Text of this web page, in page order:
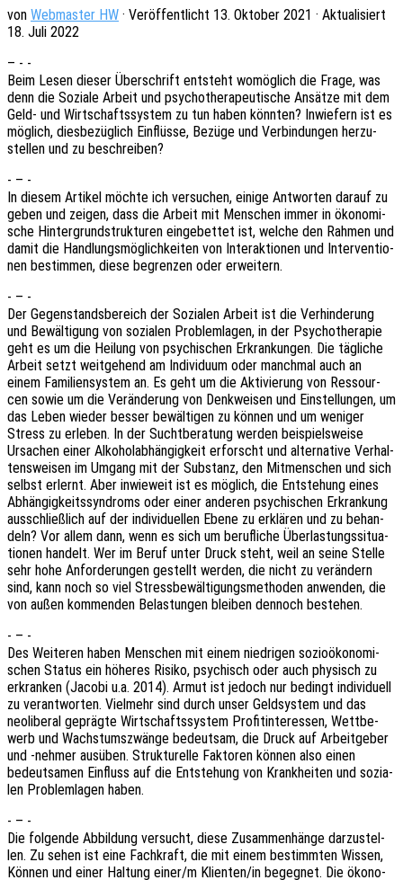
von Webmaster HW · Veröffentlicht 13. Oktober 2021 · Aktualisiert
18. Juli 2022
– - -
Beim Lesen dieser Über­schrift entsteht womög­lich die Frage, was
denn die Sozia­le Arbeit und psycho­the­ra­peu­ti­sche Ansät­ze mit dem
Geld- und Wirt­schafts­sys­tem zu tun haben könn­ten? Inwie­fern ist es
möglich, dies­be­züg­lich Einflüs­se, Bezüge und Verbin­dun­gen herzu­
stel­len und zu beschreiben?
- – -
In diesem Arti­kel möchte ich versu­chen, einige Antwor­ten darauf zu
geben und zeigen, dass die Arbeit mit Menschen immer in ökono­mi­
sche Hinter­grund­struk­tu­ren einge­bet­tet ist, welche den Rahmen und
damit die Hand­lungs­mög­lich­kei­ten von Inter­ak­tio­nen und Inter­ven­tio­
nen bestim­men, diese begren­zen oder erweitern.
- – -
Der Gegen­stands­be­reich der Sozia­len Arbeit ist die Verhin­de­rung
und Bewäl­ti­gung von sozia­len Problem­la­gen, in der Psycho­the­ra­pie
geht es um die Heilung von psychi­schen Erkran­kun­gen. Die tägli­che
Arbeit setzt weit­ge­hend am Indi­vi­du­um oder manch­mal auch an
einem Fami­li­en­sys­tem an. Es geht um die Akti­vie­rung von Ressour­
cen sowie um die Verän­de­rung von Denk­wei­sen und Einstel­lun­gen, um
das Leben wieder besser bewäl­ti­gen zu können und um weni­ger
Stress zu erle­ben. In der Sucht­be­ra­tung werden beispiels­wei­se
Ursa­chen einer Alko­hol­ab­hän­gig­keit erforscht und alter­na­ti­ve Verhal­
tens­wei­sen im Umgang mit der Substanz, den Mitmen­schen und sich
selbst erlernt. Aber inwie­weit ist es möglich, die Entste­hung eines
Abhän­gig­keits­syn­droms oder einer ande­ren psychi­schen Erkran­kung
ausschließ­lich auf der indi­vi­du­el­len Ebene zu erklä­ren und zu behan­
deln? Vor allem dann, wenn es sich um beruf­li­che Über­las­tungs­si­tua­
tio­nen handelt. Wer im Beruf unter Druck steht, weil an seine Stelle
sehr hohe Anfor­de­run­gen gestellt werden, die nicht zu verän­dern
sind, kann noch so viel Stress­be­wäl­ti­gungs­me­tho­den anwen­den, die
von außen kommen­den Belas­tun­gen blei­ben dennoch bestehen.
- – -
Des Weite­ren haben Menschen mit einem nied­ri­gen sozio­öko­no­mi­
schen Status ein höhe­res Risiko, psychisch oder auch physisch zu
erkran­ken (Jacobi u.a. 2014). Armut ist jedoch nur bedingt indi­vi­du­ell
zu verant­wor­ten. Viel­mehr sind durch unser Geld­sys­tem und das
neoli­be­ral gepräg­te Wirt­schafts­sys­tem Profit­in­ter­es­sen, Wett­be­
werb und Wachs­tums­zwän­ge bedeut­sam, die Druck auf Arbeit­ge­ber
und ‑nehmer ausüben. Struk­tu­rel­le Fakto­ren können also einen
bedeut­sa­men Einfluss auf die Entste­hung von Krank­hei­ten und sozia­
len Problem­la­gen haben.
- – -
Die folgen­de Abbil­dung versucht, diese Zusam­men­hän­ge darzu­stel­
len. Zu sehen ist eine Fach­kraft, die mit einem bestimm­ten Wissen,
Können und einer Haltung einer/m Klienten/in begeg­net. Die ökono­